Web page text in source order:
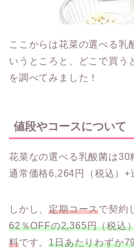
ここからは花菜の選べる乳
いうところと、どこで買う
を調べてみました！
値段やコースについて
花菜なの選べる乳酸菌は
通常価格6,264円（税込）+
しかし、定期コースで契約
62％OFFの2,365円（税込
料です。1日あたりわずか